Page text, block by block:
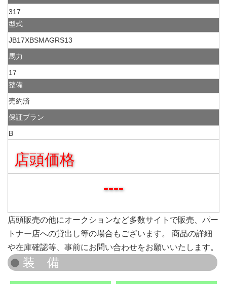
317
型式
JB17XBSMAGRS13
馬力
17
整備
売約済
保証プラン
B
店頭価格
----
店頭販売の他にオークションなど多数サイトで販売、パー
トナー店への貸出し等の場合もございます。 商品の詳細
や在庫確認等、事前にお問い合わせをお願いいたします。